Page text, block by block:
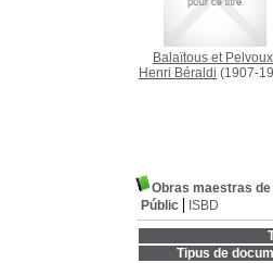
Balaïtous et Pelvoux
Henri Béraldi (1907-
Obras maestras
Públic
ISBD
Tipus de